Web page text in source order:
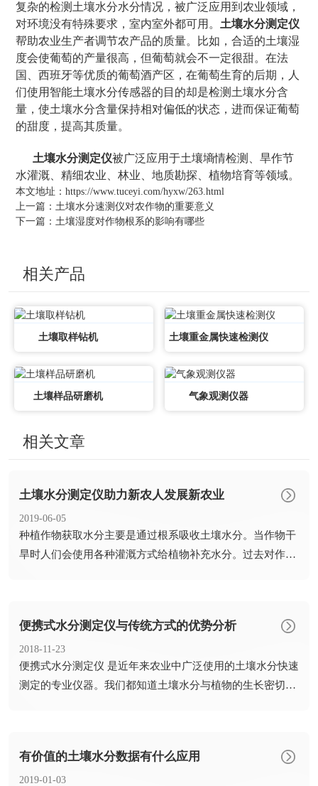
复杂的检测土壤水分水分情况，被广泛应用到农业领域，
对环境没有特殊要求，室内室外都可用。 土壤水分测定仪
帮助农业生产者调节农产品的质量。比如，合适的土壤湿
度会使葡萄的产量很高，但葡萄就会不一定很甜。在法
国、西班牙等优质的葡萄酒产区，在葡萄生育的后期，人
们使用智能土壤水分传感器的目的却是检测土壤水分含
量，使土壤水分含量保持相对偏低的状态，进而保证葡萄
的甜度，提高其质量。
土壤水分测定仪被广泛应用于土壤墒情检测、旱作节
水灌溉、精细农业、林业、地质勘探、植物培育等领域。
本文地址： https://www.tuceyi.com/hyxw/263.html
上一篇： 土壤水分速测仪对农作物的重要意义
下一篇： 土壤湿度对作物根系的影响有哪些
相关产品
土壤取样钻机 土壤重金属快速检测仪
土壤样品研磨机 气象观测仪器
相关文章
土壤水分测定仪助力新农人发展新农业
2019-06-05
​种植作物获取水分主要是通过根系吸收土壤水分。当作物干
旱时人们会使用各种灌溉方式给植物补充水分。过去对作物
便携式水分测定仪与传统方式的优势分析
2018-11-23
​便携式水分测定仪 是近年来农业中广泛使用的土壤水分快速
测定的专业仪器。我们都知道土壤水分与植物的生长密切相
有价值的土壤水分数据有什么应用
2019-01-03